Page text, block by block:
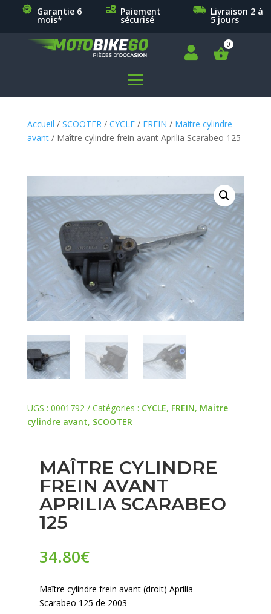
Garantie 6
mois*
Paiement
sécurisé
Livraison 2 à
5 jours

a
Accueil / SCOOTER / CYCLE/ FREIN / Maitre cylindre
avant/ Maître cylindre frein avant Aprilia Scarabeo 125
UGS : 0001792 Catégories : CYCLE, FREIN, Maitre
cylindre avant, SCOOTER
MAÎTRE CYLINDRE
FREIN AVANT
APRILIA SCARABEO
125
34.80€
Maître cylindre frein avant (droit) Aprilia
Scarabeo 125 de 2003